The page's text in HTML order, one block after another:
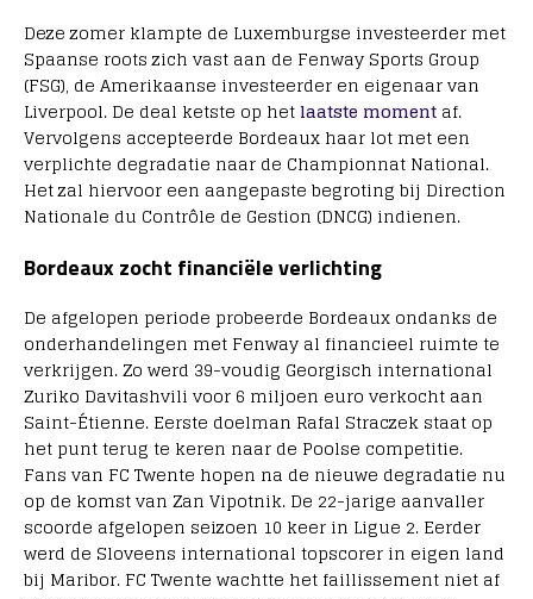
Deze zomer klampte de Luxemburgse investeerder met
Spaanse roots zich vast aan de Fenway Sports Group
(FSG), de Amerikaanse investeerder en eigenaar van
Liverpool. De deal ketste op hetlaatste moment af.
Vervolgens accepteerde Bordeaux haar lot met een
verplichte degradatie naar de Championnat National.
Het zal hiervoor een aangepaste begroting bij Direction
Nationale du Contrôle de Gestion (DNCG) indienen.
Bordeaux zocht financiële verlichting
De afgelopen periode probeerde Bordeaux ondanks de
onderhandelingen met Fenway al financieel ruimte te
verkrijgen. Zo werd 39-voudig Georgisch international
Zuriko Davitashvili voor 6 miljoen euro verkocht aan
Saint-Étienne. Eerste doelman Rafal Straczek staat op
het punt terug te keren naar de Poolse competitie.
Fans van FC Twente hopen na de nieuwe degradatie nu
op de komst van Zan Vipotnik. De 22-jarige aanvaller
scoorde afgelopen seizoen 10 keer in Ligue 2. Eerder
werd de Sloveens international topscorer in eigen land
bij Maribor. FC Twente wachtte het faillissement niet af